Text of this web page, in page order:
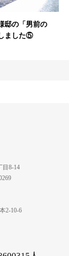
邸の「男前の
ました⑤
目8-14
2-10-6